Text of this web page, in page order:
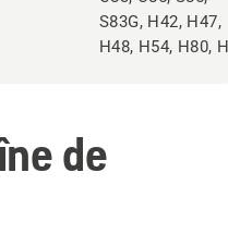
S83G, H42, H47,
H48, H54, H80,
de